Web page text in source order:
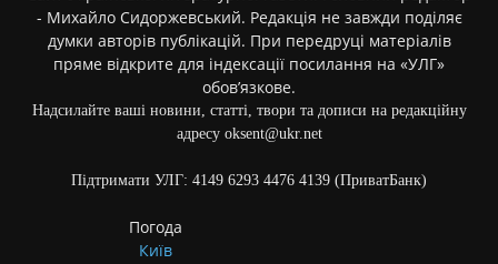
- Михайло Сидоржевський. Редакція не завжди поділяє
думки авторів публікацій. При передруці матеріалів
пряме відкрите для індексації посилання на «УЛГ»
обов’язкове.
Надсилайте ваші новини, статті, твори та дописи на редакційну
адресу oksent@ukr.net
Підтримати УЛГ: 4149 6293 4476 4139 (ПриватБанк)
Погода
Київ